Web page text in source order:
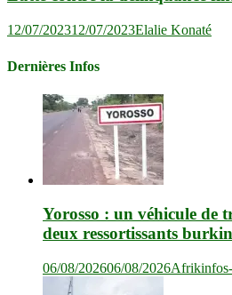
12/07/202312/07/2023Elalie Konaté
Dernières Infos
Yorosso : un véhicule de
deux ressortissants
06/08/202606/08/2026